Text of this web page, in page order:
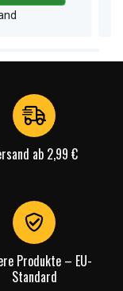
ab 2,99 €
Produkte – EU-
Standard